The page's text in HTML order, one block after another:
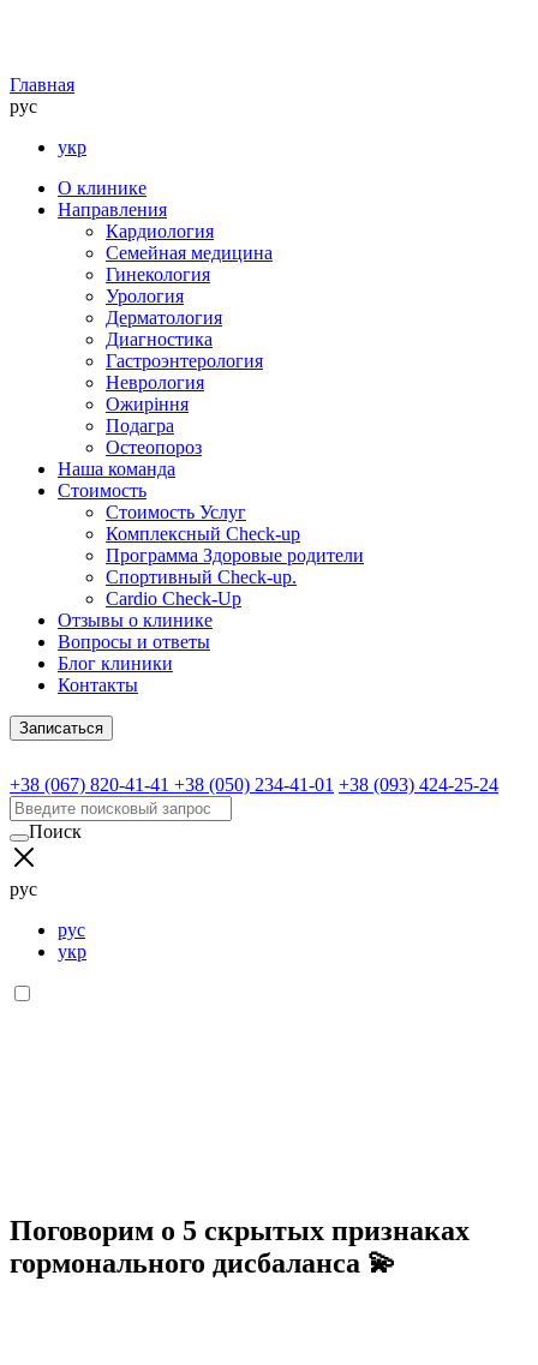
Главная
рус
укр
О клинике
Направления
Кардиология
Семейная медицина
Гинекология
Урология
Дерматология
Диагностика
Гастроэнтерология
Неврология
Ожиріння
Подагра
Остеопороз
Наша команда
Стоимость
Стоимость Услуг
Комплексный Check-up
Программа Здоровые родители
Спортивный Check-up.
Cardio Check-Up
Отзывы о клинике
Вопросы и ответы
Блог клиники
Контакты
Записаться
+38 (067) 820-41-41 +38 (050) 234-41-01 +38 (093) 424-25-24
Поиск
рус
рус
укр
Поговорим о 5 скрытых признаках
гормонального дисбаланса 💫